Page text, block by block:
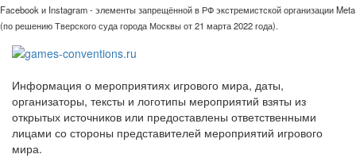
Facebook и Instagram - элементы запрещённой в РФ экстремистской организации Meta
(по решению Тверского суда города Москвы от 21 марта 2022 года).
Информация о мероприятиях игрового мира, даты,
организаторы, тексты и логотипы мероприятий взяты из
открытых источников или предоставлены ответственными
лицами со стороны представителей мероприятий игрового
мира.